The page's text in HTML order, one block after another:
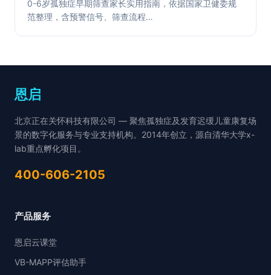
0-6岁孤独症早期筛查家长实用指南，依据国家卫健委规
范整理，含预警信号、筛查流程…
恩启
北京正在关怀科技有限公司 — 聚焦孤独症及发育迟缓儿童康复场
景的数字化服务与专业支持机构。2014年创立，源自清华大学x-
lab重点孵化项目。
400-606-2105
产品服务
恩启云课堂
VB-MAPP评估助手